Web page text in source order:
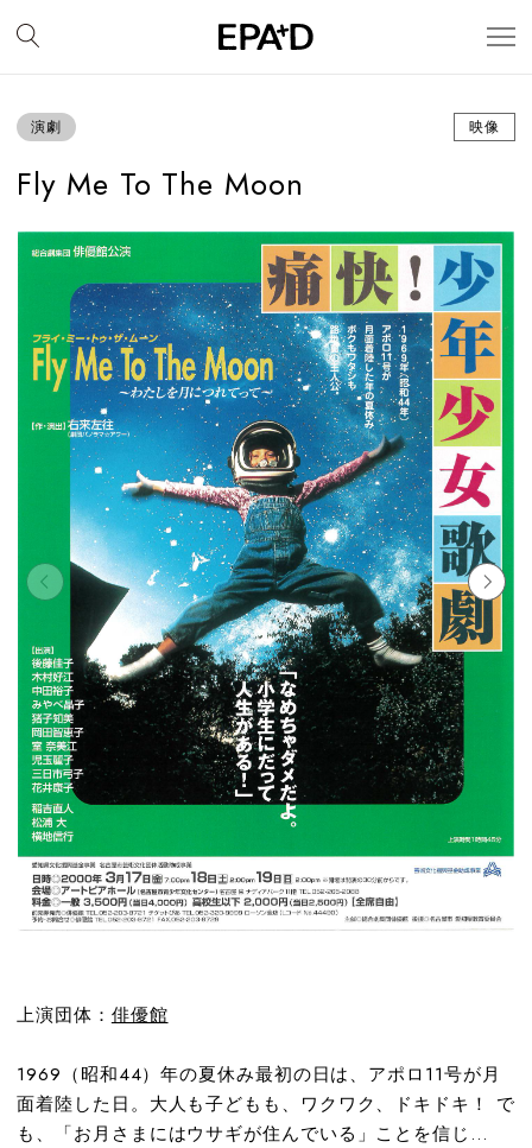
演劇 映像
Fly Me To The Moon
上演団体： 俳優館
1969（昭和44）年の夏休み最初の日は、アポロ11号が月
面着陸した日。大人も子どもも、ワクワク、ドキドキ！ で
も、「お月さまにはウサギが住んでいる」ことを信じ...